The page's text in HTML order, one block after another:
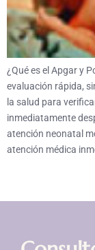
¿Qué es el Apgar y
evaluación rápida,
la salud para
inmediatamente
atención neonatal
atención médica